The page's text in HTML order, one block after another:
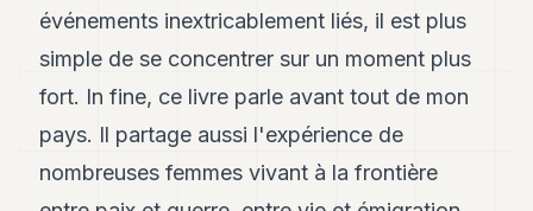
événements inextricablement liés, il est plus
simple de se concentrer sur un moment plus
fort. In fine, ce livre parle avant tout de mon
pays. Il partage aussi l'expérience de
nombreuses femmes vivant à la frontière